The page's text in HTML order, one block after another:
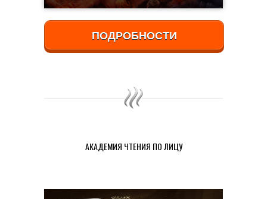
ПОДРОБНОСТИ
АКАДЕМИЯ ЧТЕНИЯ ПО ЛИЦУ